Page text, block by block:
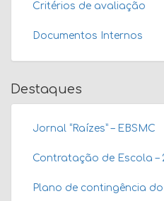
Critérios de avaliação
Documentos Internos
Destaques
Jornal “Raízes” – EBSMC
Contratação de Escola –
Plano de contingência